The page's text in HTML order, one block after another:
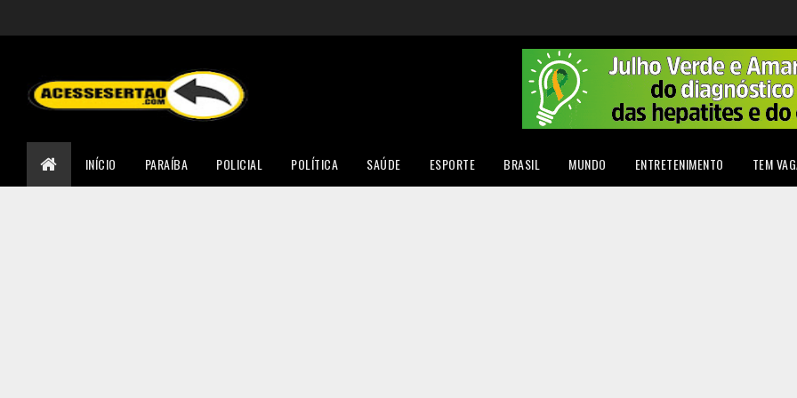
INÍCIO PARAÍBA POLICIAL POLÍTICA SAÚDE ESPORTE BRASIL MUNDO ENTRETENIMENTO TEM